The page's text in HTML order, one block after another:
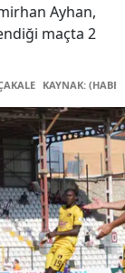
Ayhan,
maçta 2
KAYNAK: